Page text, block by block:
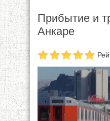
Прибытие и
Анкаре